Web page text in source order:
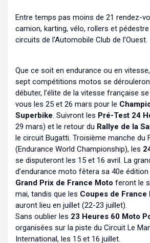
Entre temps pas moins de 21 rendez-
camion, karting, vélo, rollers et
circuits de l’Automobile Club de l’Ouest.
Que ce soit en endurance ou en
sept compétitions motos se
débuter, l’élite de la vitesse française
vous les 25 et 26 mars pour le
Superbike. Suivront les Pré-Test 24
29 mars) et le retour du Rallye de la
le circuit Bugatti. Troisième manche du
(Endurance World Championship), les
se disputeront les 15 et 16 avril. La
d’endurance moto fêtera sa 40e
Grand Prix de France Moto feront le
mai, tandis que les Coupes de France
auront lieu en juillet (22-23 juillet).
Sans oublier les 23 Heures 60 Moto
organisées sur la piste du Circuit Le
International, les 15 et 16 juillet.